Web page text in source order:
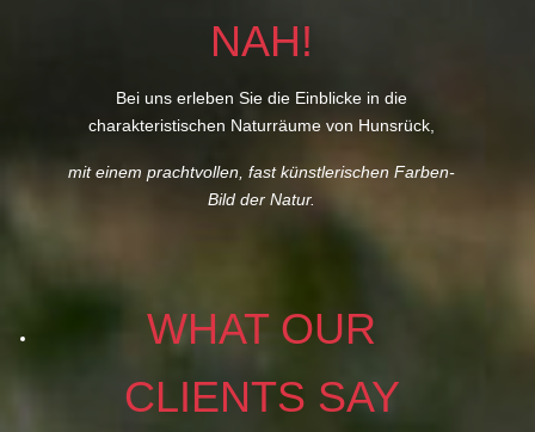
NAH!
Bei uns erleben Sie die Einblicke in die
charakteristischen Naturräume von Hunsrück,
mit einem prachtvollen, fast künstlerischen Farben-
Bild der Natur.
WHAT OUR
CLIENTS SAY